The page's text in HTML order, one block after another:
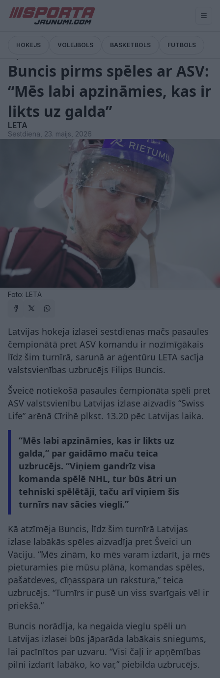
HOKEJS VOLEJBOLS BASKETBOLS FUTBOLS
Buncis pirms spēles ar ASV:
“Mēs labi apzināmies, kas ir
likts uz galda”
LETA
Sestdiena, 23. maijs, 2026
Foto: LETA
Latvijas hokeja izlasei sestdienas mačs pasaules
čempionātā pret ASV komandu ir nozīmīgākais
līdz šim turnīrā, sarunā ar aģentūru LETA sacīja
valstsvienības uzbrucējs Filips Buncis.
Šveicē notiekošā pasaules čempionāta spēli pret
ASV valstsvienību Latvijas izlase aizvadīs “Swiss
Life” arēnā Cīrihē plkst. 13.20 pēc Latvijas laika.
“Mēs labi apzināmies, kas ir likts uz
galda,” par gaidāmo maču teica
uzbrucējs. “Viņiem gandrīz visa
komanda spēlē NHL, tur būs ātri un
tehniski spēlētāji, taču arī viņiem šis
turnīrs nav sācies viegli.”
Kā atzīmēja Buncis, līdz šim turnīrā Latvijas
izlase labākās spēles aizvadīja pret Šveici un
Vāciju. “Mēs zinām, ko mēs varam izdarīt, ja mēs
pieturamies pie mūsu plāna, komandas spēles,
pašatdeves, cīņasspara un rakstura,” teica
uzbrucējs. “Turnīrs ir pusē un viss svarīgais vēl ir
priekšā.”
Buncis norādīja, ka negaida vieglu spēli un
Latvijas izlasei būs jāparāda labākais sniegums,
lai pacīnītos par uzvaru. “Visi čaļi ir apņēmības
pilni izdarīt labāko, ko var,” piebilda uzbrucējs.